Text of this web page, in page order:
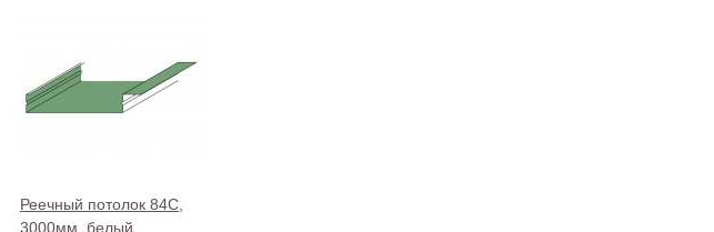
Реечный потолок 84С,
3000мм. белый